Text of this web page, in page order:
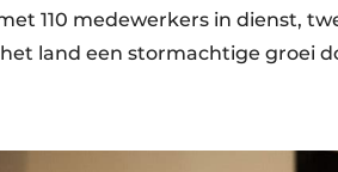
110 medewerkers in dienst,
land een stormachtige groei